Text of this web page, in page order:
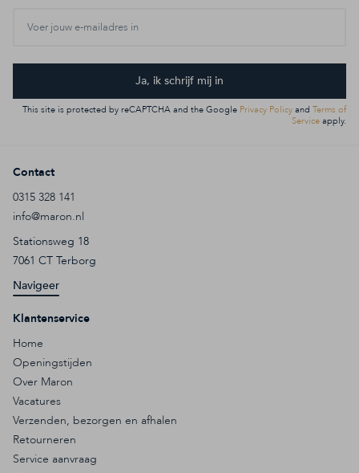
Ja, ik schrijf mij in
This site is protected by reCAPTCHA and the Google Privacy Policy and Terms of
Service apply.
Contact
0315 328 141
info@maron.nl
Stationsweg 18
7061 CT Terborg
Navigeer
Klantenservice
Home
Openingstijden
Over Maron
Vacatures
Verzenden, bezorgen en afhalen
Retourneren
Service aanvraag